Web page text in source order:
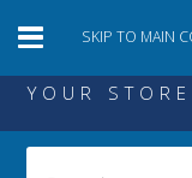
SKIP TO MAIN
YOUR